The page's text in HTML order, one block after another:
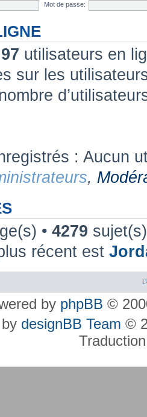
Mot de passe:
97 utilisateurs en
sur les
: Aucun
,
• 4279
récent est
by phpBB ©
designBB Team ©